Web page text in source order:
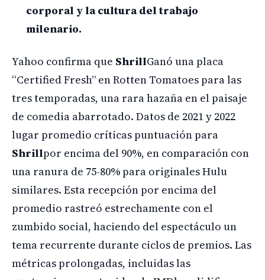
corporal y la cultura del trabajo
milenario.
Yahoo confirma que ShrillGanó una placa
“Certified Fresh” en Rotten Tomatoes para las
tres temporadas, una rara hazaña en el paisaje
de comedia abarrotado. Datos de 2021 y 2022
lugar promedio críticas puntuación para
Shrillpor encima del 90%, en comparación con
una ranura de 75-80% para originales Hulu
similares. Esta recepción por encima del
promedio rastreó estrechamente con el
zumbido social, haciendo del espectáculo un
tema recurrente durante ciclos de premios. Las
métricas prolongadas, incluidas las